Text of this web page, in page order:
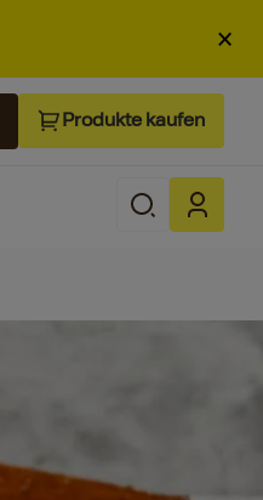
×
Produkte kaufen